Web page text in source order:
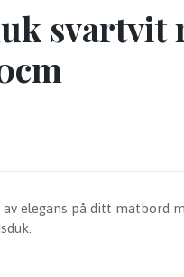
svartvit
elegans på ditt matbord